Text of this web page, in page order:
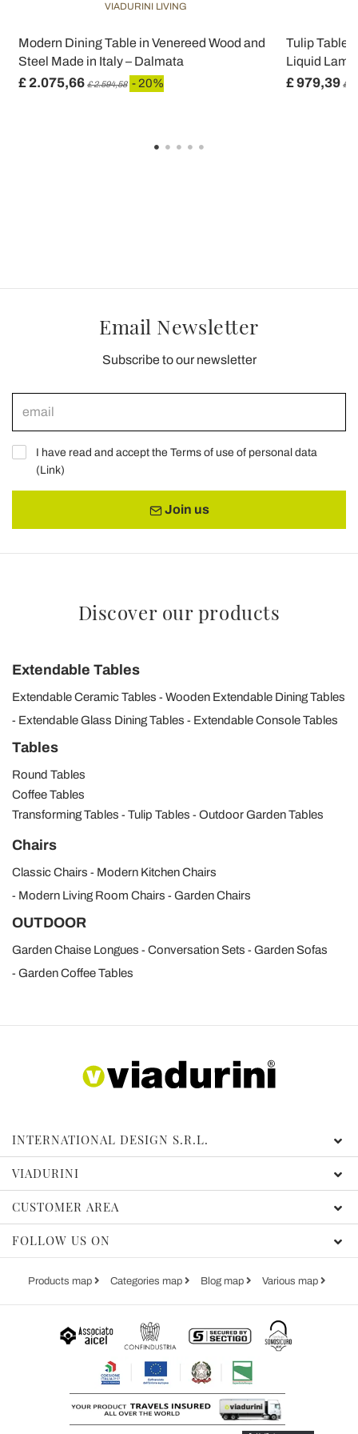
VIADURINI LIVING
Modern Dining Table in Venereed Wood and
Steel Made in Italy – Dalmata
£ 2.075,66 £ 2.594,58 - 20%
Tulip Table
Liquid
£ 979,39 £
Email Newsletter
Subscribe to our newsletter
I have read and accept the Terms of use of personal data
(Link)
Join us
Discover our products
Extendable Tables
Extendable Ceramic Tables
Wooden Extendable Dining Tables
Extendable Glass Dining Tables
Extendable Console Tables
Tables
Round Tables
Coffee Tables
Transforming Tables
Tulip Tables Outdoor Garden Tables
Chairs
Classic Chairs
Modern Kitchen Chairs
Modern Living Room Chairs
Garden Chairs
OUTDOOR
Garden Chaise Longues Conversation Sets
Garden Sofas
Garden Coffee Tables
INTERNATIONAL DESIGN S.R.L.
VIADURINI
CUSTOMER AREA
FOLLOW US ON
Products map Categories map Blog map Various map